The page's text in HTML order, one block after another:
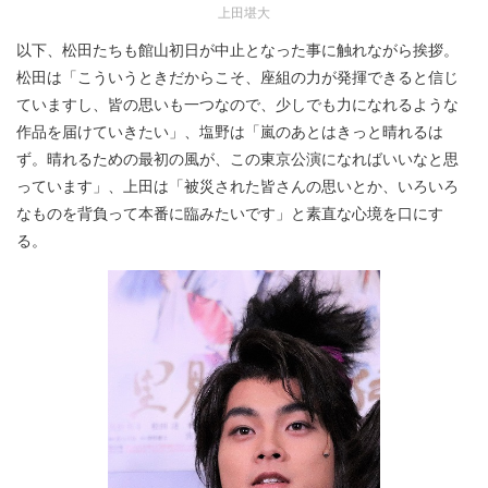
上田堪大
以下、松田たちも館山初日が中止となった事に触れながら挨拶。
松田は「こういうときだからこそ、座組の力が発揮できると信じ
ていますし、皆の思いも一つなので、少しでも力になれるような
作品を届けていきたい」、塩野は「嵐のあとはきっと晴れるは
ず。晴れるための最初の風が、この東京公演になればいいなと思
っています」、上田は「被災された皆さんの思いとか、いろいろ
なものを背負って本番に臨みたいです」と素直な心境を口にす
る。